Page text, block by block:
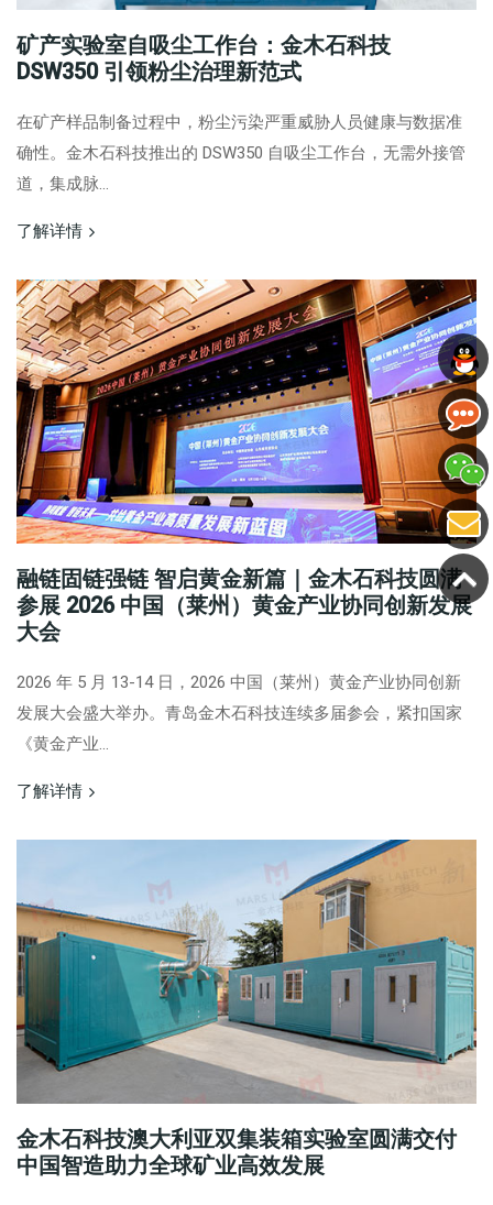
矿产实验室自吸尘工作台：金木石科技
DSW350 引领粉尘治理新范式
在矿产样品制备过程中，粉尘污染严重威胁人员健康与数据准
确性。金木石科技推出的 DSW350 自吸尘工作台，无需外接管
道，集成脉...
了解详情
融链固链强链 智启黄金新篇｜金木石科技圆满
参展 2026 中国（莱州）黄金产业协同创新发展
大会
2026 年 5 月 13-14 日，2026 中国（莱州）黄金产业协同创新
发展大会盛大举办。青岛金木石科技连续多届参会，紧扣国家
《黄金产业...
了解详情
金木石科技澳大利亚双集装箱实验室圆满交付
中国智造助力全球矿业高效发展